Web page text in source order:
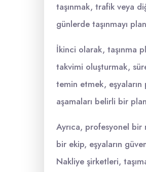
taşınmak, trafik veya
günlerde taşınmayı
İkinci olarak, taşınma
takvimi oluşturmak,
temin etmek,
aşamaları belirli bir
Ayrıca, profesyonel bir
bir ekip, eşyaların
Nakliye şirketleri,